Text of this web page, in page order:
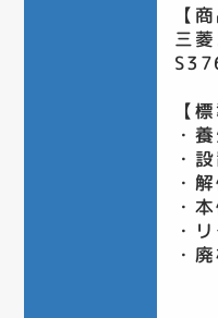
【
三
【
・
・
・
・
・
・